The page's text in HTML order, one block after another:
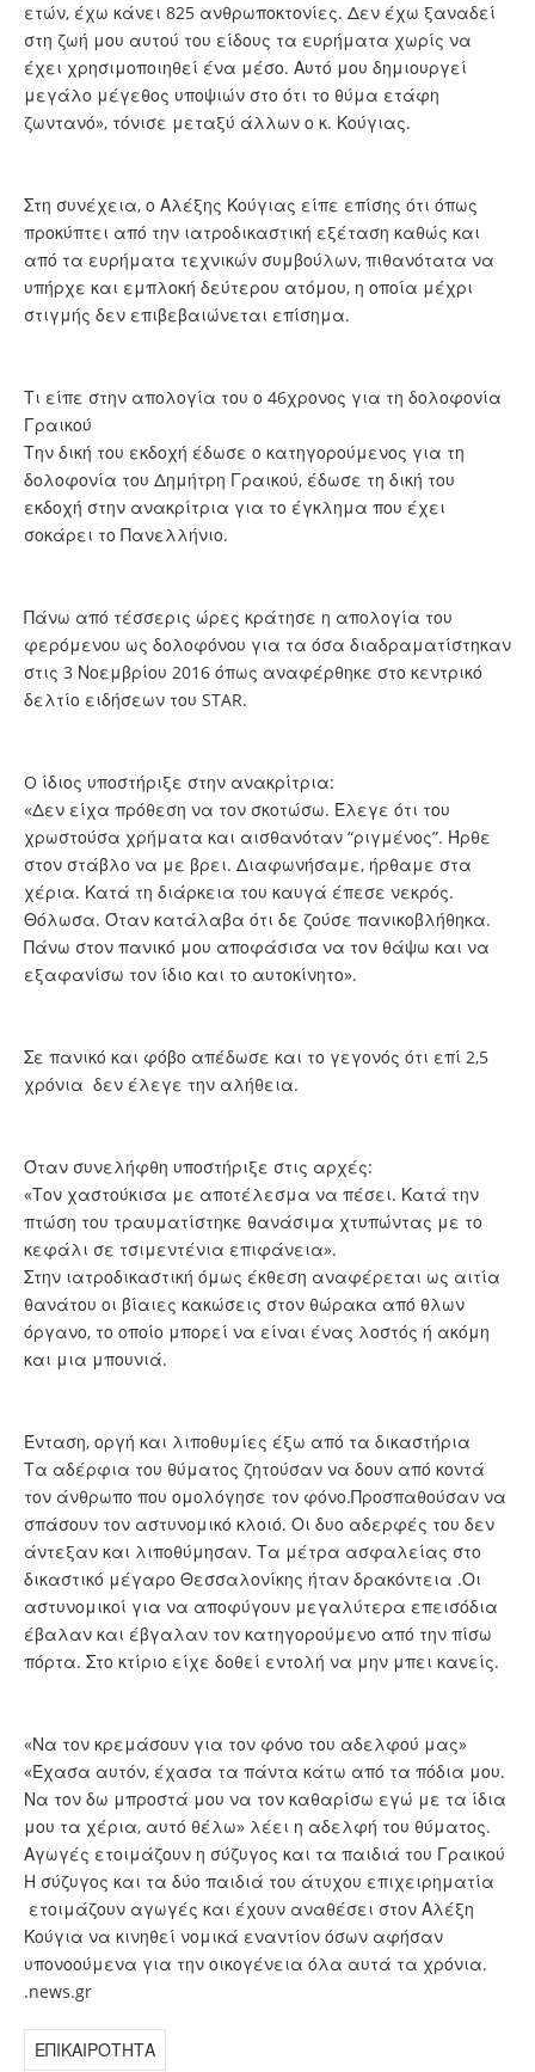
ετών, έχω κάνει 825 ανθρωποκτονίες. Δεν έχω ξαναδεί
στη ζωή μου αυτού του είδους τα ευρήματα χωρίς να
έχει χρησιμοποιηθεί ένα μέσο. Αυτό μου δημιουργεί
μεγάλο μέγεθος υποψιών στο ότι το θύμα ετάφη
ζωντανό», τόνισε μεταξύ άλλων ο κ. Κούγιας.
Στη συνέχεια, ο Αλέξης Κούγιας είπε επίσης ότι όπως
προκύπτει από την ιατροδικαστική εξέταση καθώς και
από τα ευρήματα τεχνικών συμβούλων, πιθανότατα να
υπήρχε και εμπλοκή δεύτερου ατόμου, η οποία μέχρι
στιγμής δεν επιβεβαιώνεται επίσημα.
Τι είπε στην απολογία του ο 46χρονος για τη δολοφονία
Γραικού
Την δική του εκδοχή έδωσε ο κατηγορούμενος για τη
δολοφονία του Δημήτρη Γραικού, έδωσε τη δική του
εκδοχή στην ανακρίτρια για το έγκλημα που έχει
σοκάρει το Πανελλήνιο.
Πάνω από τέσσερις ώρες κράτησε η απολογία του
φερόμενου ως δολοφόνου για τα όσα διαδραματίστηκαν
στις 3 Νοεμβρίου 2016 όπως αναφέρθηκε στο κεντρικό
δελτίο ειδήσεων του STAR.
O ίδιος υποστήριξε στην ανακρίτρια:
«Δεν είχα πρόθεση να τον σκοτώσω. Έλεγε ότι του
χρωστούσα χρήματα και αισθανόταν “ριγμένος”. Ήρθε
στον στάβλο να με βρει. Διαφωνήσαμε, ήρθαμε στα
χέρια. Κατά τη διάρκεια του καυγά έπεσε νεκρός.
Θόλωσα. Όταν κατάλαβα ότι δε ζούσε πανικοβλήθηκα.
Πάνω στον πανικό μου αποφάσισα να τον θάψω και να
εξαφανίσω τον ίδιο και το αυτοκίνητο».
Σε πανικό και φόβο απέδωσε και το γεγονός ότι επί 2,5
χρόνια δεν έλεγε την αλήθεια.
Όταν συνελήφθη υποστήριξε στις αρχές:
«Τον χαστούκισα με αποτέλεσμα να πέσει. Κατά την
πτώση του τραυματίστηκε θανάσιμα χτυπώντας με το
κεφάλι σε τσιμεντένια επιφάνεια».
Στην ιατροδικαστική όμως έκθεση αναφέρεται ως αιτία
θανάτου οι βίαιες κακώσεις στον θώρακα από θλων
όργανο, το οποίο μπορεί να είναι ένας λοστός ή ακόμη
και μια μπουνιά.
Ένταση, οργή και λιποθυμίες έξω από τα δικαστήρια
Τα αδέρφια του θύματος ζητούσαν να δουν από κοντά
τον άνθρωπο που ομολόγησε τον φόνο.Προσπαθούσαν να
σπάσουν τον αστυνομικό κλοιό. Οι δυο αδερφές του δεν
άντεξαν και λιποθύμησαν. Τα μέτρα ασφαλείας στο
δικαστικό μέγαρο Θεσσαλονίκης ήταν δρακόντεια .Οι
αστυνομικοί για να αποφύγουν μεγαλύτερα επεισόδια
έβαλαν και έβγαλαν τον κατηγορούμενο από την πίσω
πόρτα. Στο κτίριο είχε δοθεί εντολή να μην μπει κανείς.
«Να τον κρεμάσουν για τον φόνο του αδελφού μας»
«Έχασα αυτόν, έχασα τα πάντα κάτω από τα πόδια μου.
Να τον δω μπροστά μου να τον καθαρίσω εγώ με τα ίδια
μου τα χέρια, αυτό θέλω» λέει η αδελφή του θύματος.
Αγωγές ετοιμάζουν η σύζυγος και τα παιδιά του Γραικού
Η σύζυγος και τα δύο παιδιά του άτυχου επιχειρηματία
ετοιμάζουν αγωγές και έχουν αναθέσει στον Αλέξη
Κούγια να κινηθεί νομικά εναντίον όσων αφήσαν
υπονοούμενα για την οικογένεια όλα αυτά τα χρόνια.
.news.gr
ΕΠΙΚΑΙΡΟΤΗΤΑ